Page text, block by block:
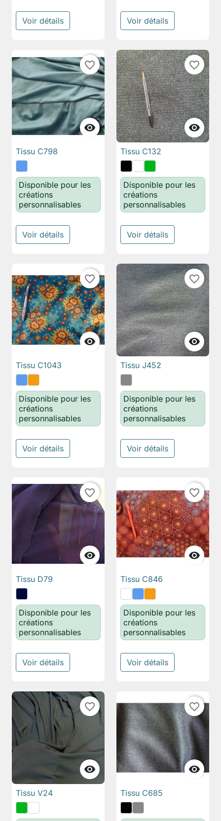
Voir détails Voir détails

favorite_border
Tissu C798
Disponible pour les
créations
personnalisables
Voir détails

favorite_border
Tissu C132
Disponible pour les
créations
personnalisables
Voir détails

favorite_border
Tissu C1043
Disponible pour les
créations
personnalisables
Voir détails

favorite_border
Tissu J452
Disponible pour les
créations
personnalisables
Voir détails

favorite_border
Tissu D79
Disponible pour les
créations
personnalisables
Voir détails

favorite_border
Tissu C846
Disponible pour les
créations
personnalisables
Voir détails

favorite_border
Tissu V24

favorite_border
Tissu C685